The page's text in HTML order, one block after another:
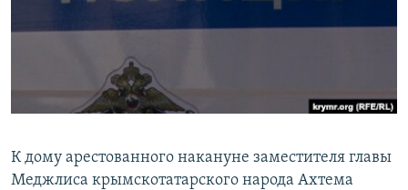
ПРОПАВШИЕ БЕЗ ВЕСТИ
КРЫМ.НЕПОКОРЕННЫЙ
Все сайты RFE/RL
К дому арестованного накануне заместителя главы
Меджлиса крымскотатарского народа Ахтема